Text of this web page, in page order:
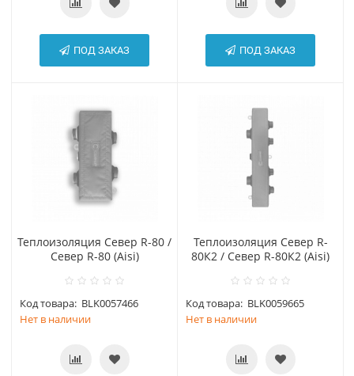
ПОД ЗАКАЗ ПОД ЗАКАЗ
Теплоизоляция Север R-80 /
Север R-80 (Aisi)
Код товара: BLK0057466
Нет в наличии
Теплоизоляция Север R-
80К2 / Север R-80К2 (Aisi)
Код товара: BLK0059665
Нет в наличии